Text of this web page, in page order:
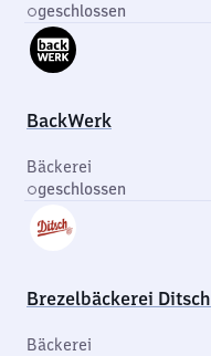
geschlossen
BackWerk
Bäckerei
geschlossen
Brezelbäckerei Ditsch
Bäckerei